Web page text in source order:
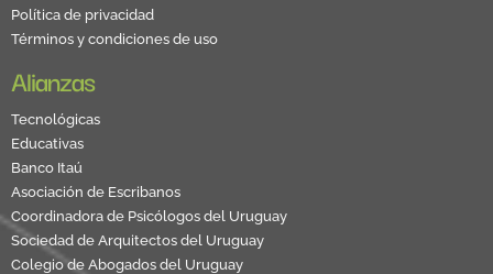
Política de privacidad
Términos y condiciones de uso
Alianzas
Tecnológicas
Educativas
Banco Itaú
Asociación de Escribanos
Coordinadora de Psicólogos del Uruguay
Sociedad de Arquitectos del Uruguay
Colegio de Abogados del Uruguay